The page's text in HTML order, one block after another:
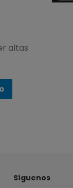
altas
Síguenos